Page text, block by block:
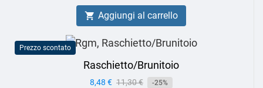
 Aggiungi al carrello
Prezzo scontato
Raschietto/Brunitoio
Prezzo
8,48 € Prezzo
11,30 € -25%